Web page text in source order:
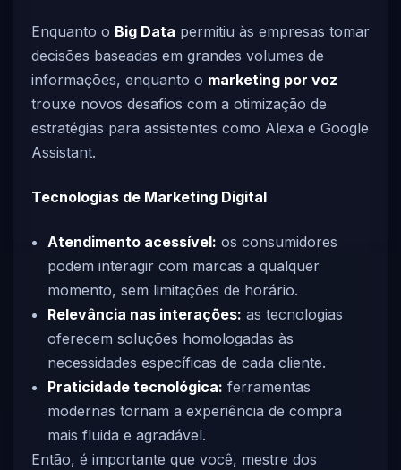
Enquanto o Big Data permitiu às empresas tomar
decisões baseadas em grandes volumes de
informações, enquanto o marketing por voz
trouxe novos desafios com a otimização de
estratégias para assistentes como Alexa e Google
Assistant.
Tecnologias de Marketing Digital
Atendimento acessível: os consumidores
podem interagir com marcas a qualquer
momento, sem limitações de horário.
Relevância nas interações: as tecnologias
oferecem soluções homologadas às
necessidades específicas de cada cliente.
Praticidade tecnológica: ferramentas
modernas tornam a experiência de compra
mais fluida e agradável.
Então, é importante que você, mestre dos